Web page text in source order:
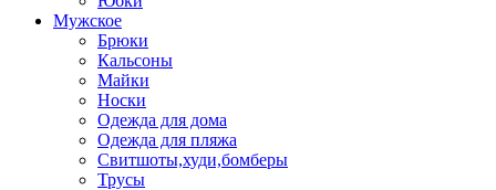
Мужское
Брюки
Кальсоны
Майки
Носки
Одежда для дома
Одежда для пляжа
Свитшоты,худи,бомберы
Трусы